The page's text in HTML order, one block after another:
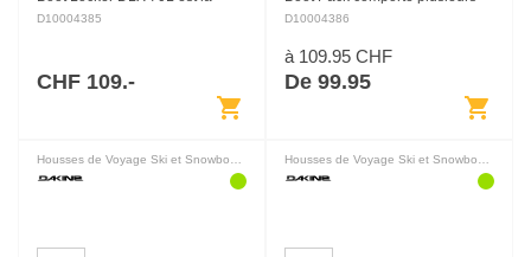
solution idéale pour ranger tout
D10004385
CHF 109.-
shopping_cart
compartiments spacieux pour
voyage. Une poche rembourrée
dédiée au…
D10004386
à 109.95 CHF
De 99.95
shopping_cart
Housses de Voyage Ski et Snowboard Housses de Voyage Ski et Snowboard